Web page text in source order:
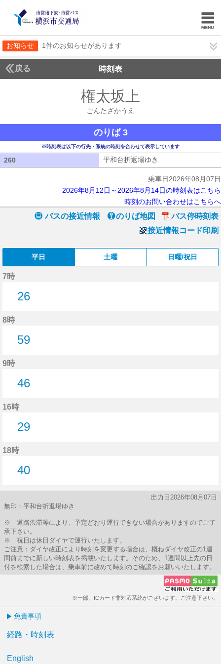
お知らせ 1件のお知らせがあります
戻る 時刻表
権太坂上
ごんたざかうえ
のりば 3
※時刻表は以下の行先・系統の時刻を合わせて表示しています
260 平和台折返場ゆき
乗車日2026年08月07日
2026年8月12日～2026年8月14日の時刻表はこちら
時刻のお問い合わせはこちらへ
バスの接近情報 のりば地図
バス停時刻表
接近情報コード印刷
平日 土曜 日曜/祝日
7時
26
8時
59
9時
46
16時
29
18時
40
出力日2026年08月07日
無印：平和台折返場ゆき
※ 道路渋滞等により、予定どおり運行できない場合がありますのでご了
承下さい。
※ 祝日は休日ダイヤで運行いたします。
ご注意：ダイヤ改正により時刻を変更する場合は、概ねダイヤ改正の1週
間前までに新しい時刻表を掲載いたします。そのため、1週間以上先の日
付を検索した場合は、乗車前に改めて時刻のご確認をお願いいたします。
※一部、ICカード非対応系統がございます。ご注意下さい。
免責事項
経路・時刻表
English